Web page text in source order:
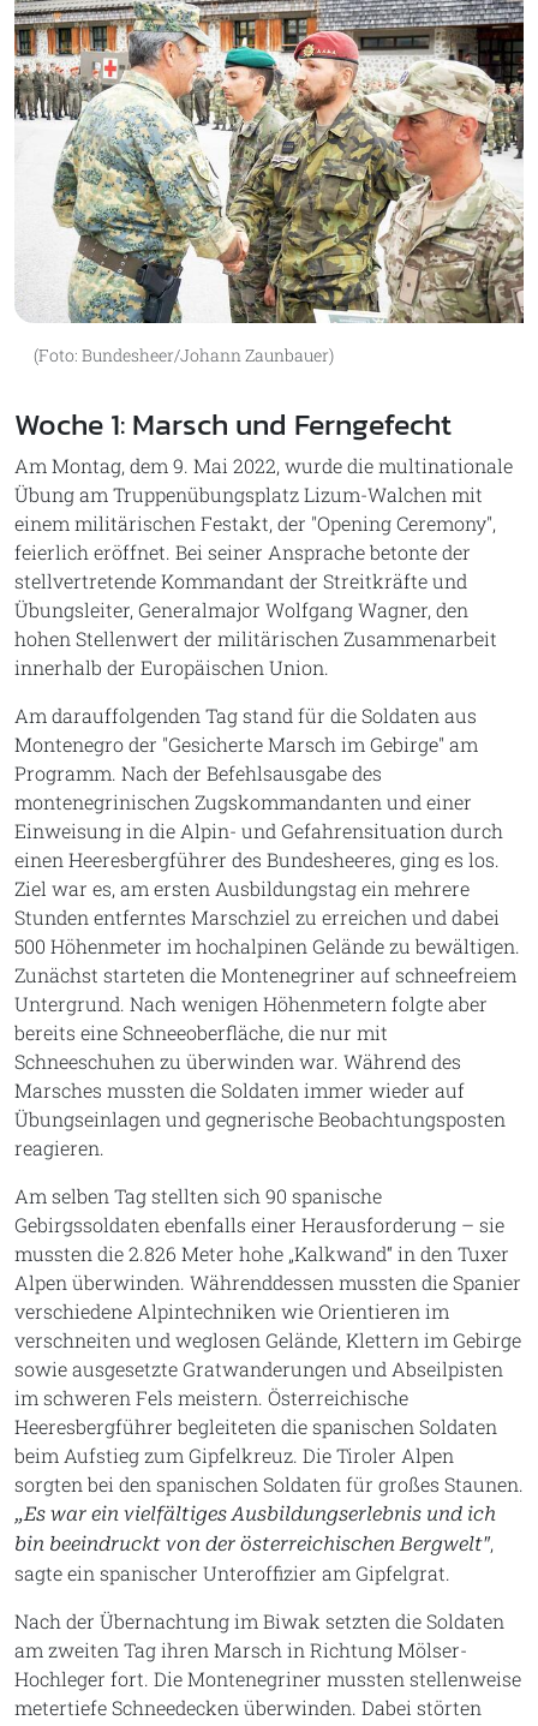
(Foto: Bundesheer/Johann Zaunbauer)
Woche 1: Marsch und Ferngefecht
Am Montag, dem 9. Mai 2022, wurde die multinationale
Übung am Truppenübungsplatz Lizum-Walchen mit
einem militärischen Festakt, der "Opening Ceremony",
feierlich eröffnet. Bei seiner Ansprache betonte der
stellvertretende Kommandant der Streitkräfte und
Übungsleiter, Generalmajor Wolfgang Wagner, den
hohen Stellenwert der militärischen Zusammenarbeit
innerhalb der Europäischen Union.
Am darauffolgenden Tag stand für die Soldaten aus
Montenegro der "Gesicherte Marsch im Gebirge" am
Programm. Nach der Befehlsausgabe des
montenegrinischen Zugskommandanten und einer
Einweisung in die Alpin- und Gefahrensituation durch
einen Heeresbergführer des Bundesheeres, ging es los.
Ziel war es, am ersten Ausbildungstag ein mehrere
Stunden entferntes Marschziel zu erreichen und dabei
500 Höhenmeter im hochalpinen Gelände zu bewältigen.
Zunächst starteten die Montenegriner auf schneefreiem
Untergrund. Nach wenigen Höhenmetern folgte aber
bereits eine Schneeoberfläche, die nur mit
Schneeschuhen zu überwinden war. Während des
Marsches mussten die Soldaten immer wieder auf
Übungseinlagen und gegnerische Beobachtungsposten
reagieren.
Am selben Tag stellten sich 90 spanische
Gebirgssoldaten ebenfalls einer Herausforderung – sie
mussten die 2.826 Meter hohe „Kalkwand“ in den Tuxer
Alpen überwinden. Währenddessen mussten die Spanier
verschiedene Alpintechniken wie Orientieren im
verschneiten und weglosen Gelände, Klettern im Gebirge
sowie ausgesetzte Gratwanderungen und Abseilpisten
im schweren Fels meistern. Österreichische
Heeresbergführer begleiteten die spanischen Soldaten
beim Aufstieg zum Gipfelkreuz. Die Tiroler Alpen
sorgten bei den spanischen Soldaten für großes Staunen.
„Es war ein vielfältiges Ausbildungserlebnis und ich
bin beeindruckt von der österreichischen Bergwelt",
sagte ein spanischer Unteroffizier am Gipfelgrat.
Nach der Übernachtung im Biwak setzten die Soldaten
am zweiten Tag ihren Marsch in Richtung Mölser-
Hochleger fort. Die Montenegriner mussten stellenweise
metertiefe Schneedecken überwinden. Dabei störten